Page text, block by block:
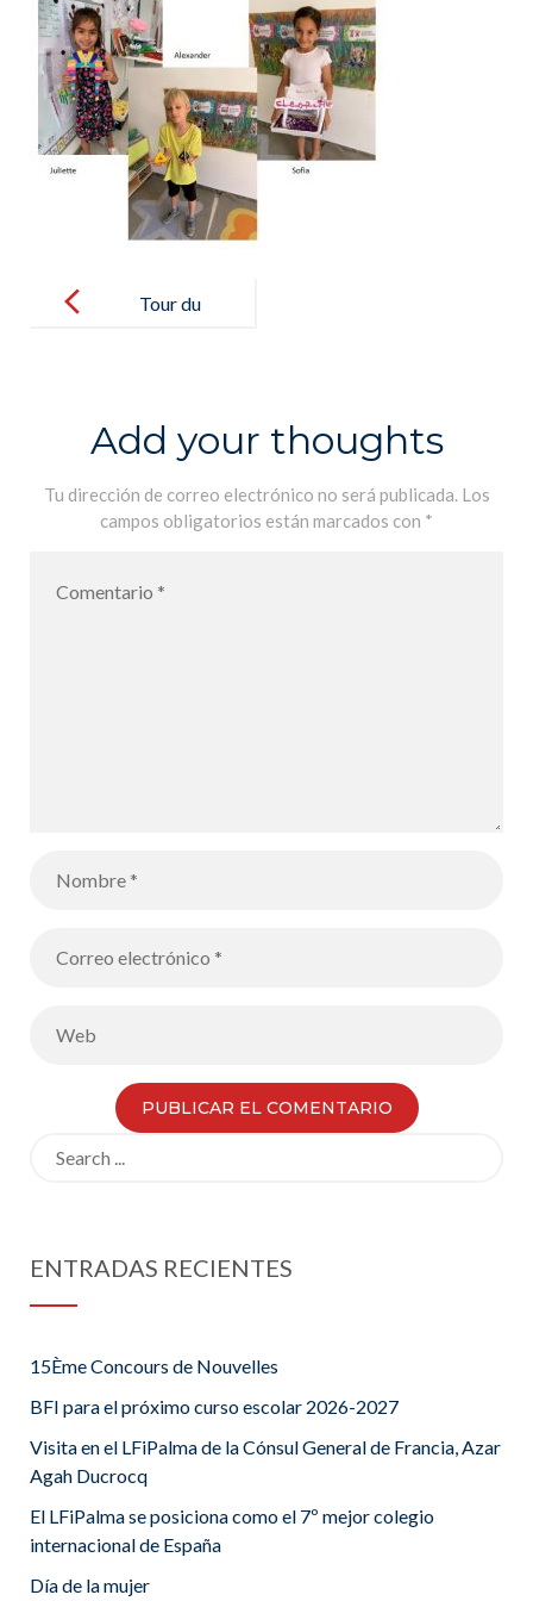
navigation
Tour du
80 días
Add your thoughts
Tu dirección de correo electrónico no será publicada. Los
campos obligatorios están marcados con *
ENTRADAS RECIENTES
15Ème Concours de Nouvelles
BFI para el próximo curso escolar 2026-2027
Visita en el LFiPalma de la Cónsul General de Francia, Azar
Agah Ducrocq
El LFiPalma se posiciona como el 7º mejor colegio
internacional de España
Día de la mujer